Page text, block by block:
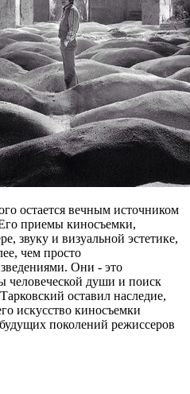
остается вечным источником
приемы киносъемки,
звуку и визуальной эстетике,
чем просто
Они - это
человеческой души и поиск
оставил наследие,
искусство киносъемки
поколений режиссеров